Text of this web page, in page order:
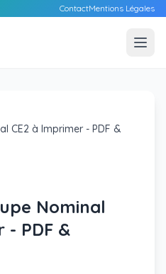
ContactMentions Légales
CE2 à Imprimer - PDF &
Nominal
- PDF &